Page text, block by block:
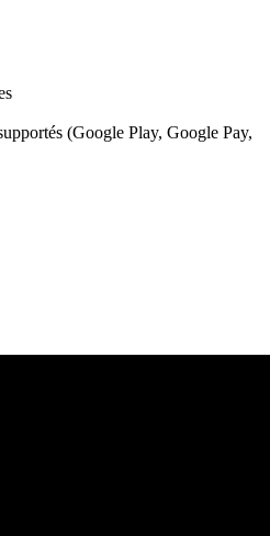
(Google Play, Google Pay,